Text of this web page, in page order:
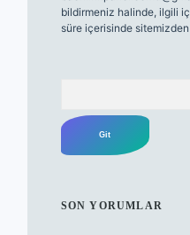
bildirmeniz halinde, ilgili
süre içerisinde sitemizden
SON YORUMLAR